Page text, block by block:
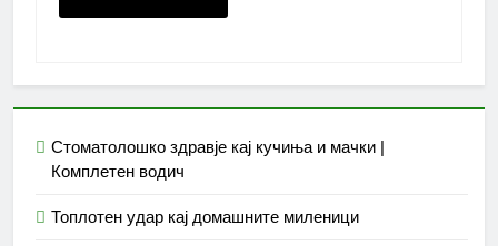
Стоматолошко здравје кај кучиња и мачки |
Комплетен водич
Топлотен удар кај домашните миленици